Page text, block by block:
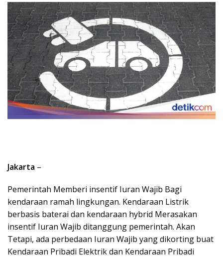
Jakarta –
Pemerintah Memberi insentif Iuran Wajib Bagi
kendaraan ramah lingkungan. Kendaraan Listrik
berbasis baterai dan kendaraan hybrid Merasakan
insentif Iuran Wajib ditanggung pemerintah. Akan
Tetapi, ada perbedaan Iuran Wajib yang dikorting buat
Kendaraan Pribadi Elektrik dan Kendaraan Pribadi